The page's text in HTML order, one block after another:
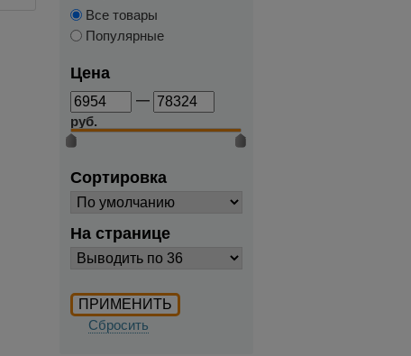
Все товары
Популярные
Цена
—
руб.
Сортировка
На странице
Сбросить